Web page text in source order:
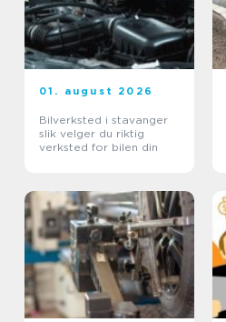
01. august 2026
Bilverksted i stavanger
slik velger du riktig
verksted for bilen din